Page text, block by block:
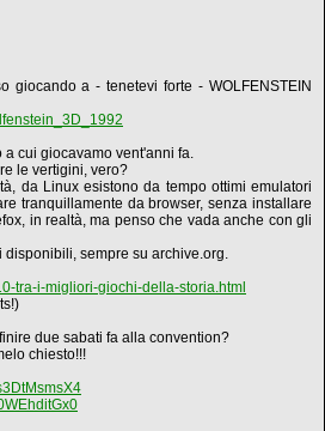
giocando a - tenetevi forte - WOLFENSTEIN
a cui giocavamo vent'anni fa.
le vertigini, vero?
da Linux esistono da tempo ottimi emulatori
tranquillamente da browser, senza installare
in realtà, ma penso che vada anche con gli
sempre su archive.org.
tra-i-migliori-giochi-della-storia.html
due sabati fa alla convention?
chiesto!!!